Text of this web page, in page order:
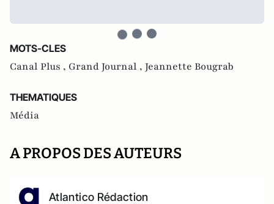
MOTS-CLES
Canal Plus , Grand Journal , Jeannette Bougrab
THEMATIQUES
Média
A PROPOS DES AUTEURS
Atlantico Rédaction